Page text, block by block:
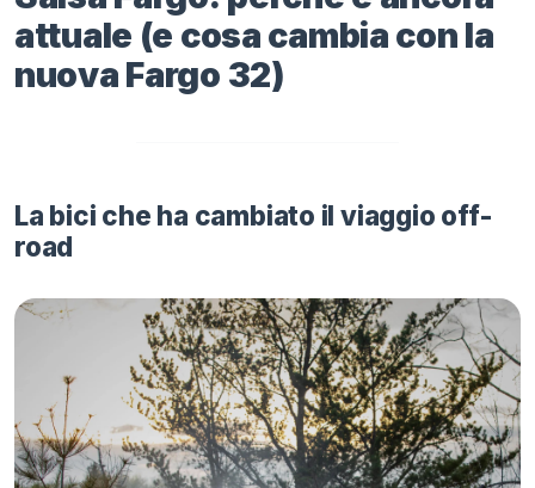
attuale (e cosa cambia con la
nuova Fargo 32)
La bici che ha cambiato il viaggio off-
road